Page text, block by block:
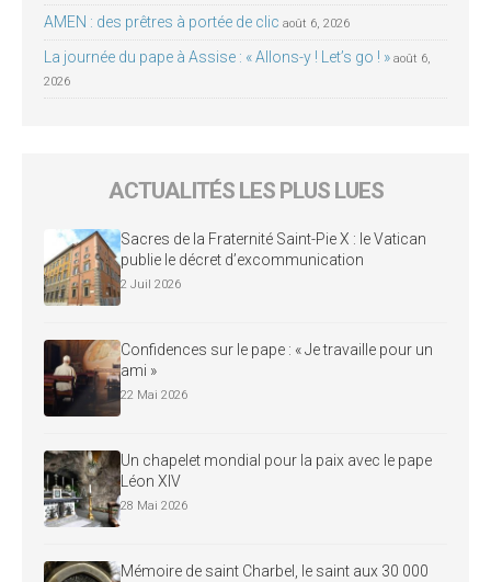
AMEN : des prêtres à portée de clic août 6, 2026
La journée du pape à Assise : « Allons-y ! Let’s go ! » août 6,
2026
ACTUALITÉS LES PLUS LUES
Sacres de la Fraternité Saint-Pie X : le Vatican
publie le décret d’excommunication
2 Juil 2026
Confidences sur le pape : « Je travaille pour un
ami »
22 Mai 2026
Un chapelet mondial pour la paix avec le pape
Léon XIV
28 Mai 2026
Mémoire de saint Charbel, le saint aux 30 000